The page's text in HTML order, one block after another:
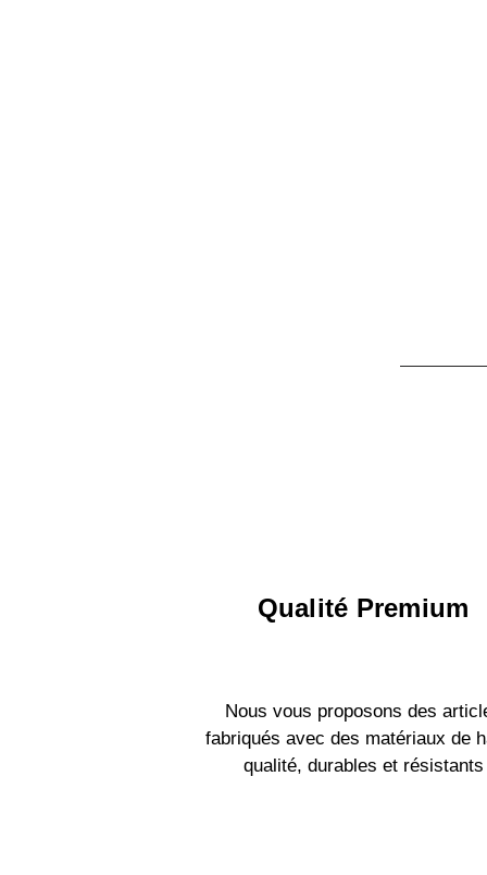
Qualité Premium
Nous vous proposons des
fabriqués avec des matériaux de
qualité, durables et résistants